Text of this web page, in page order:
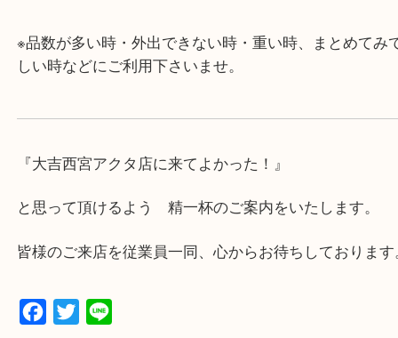
アクタ西宮の西館一階です。
・飲食店、有名ショップがあるショッピングモール
ます。
・査定中に外出可能です。ショッピングやランチ等